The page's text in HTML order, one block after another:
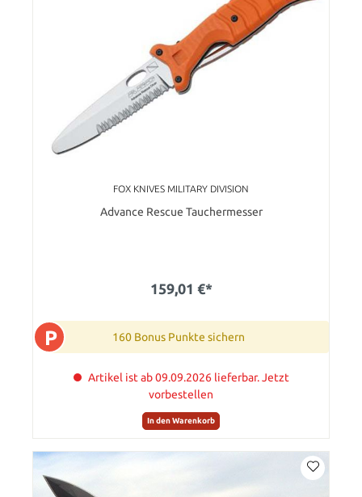
FOX KNIVES MILITARY DIVISION
Advance Rescue Tauchermesser
159,01 €*
P 160 Bonus Punkte sichern
Artikel ist ab 09.09.2026 lieferbar. Jetzt
vorbestellen
In den Warenkorb